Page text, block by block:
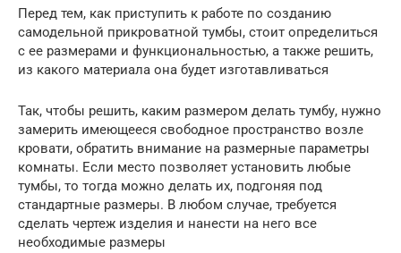
Перед тем, как приступить к работе по созданию
самодельной прикроватной тумбы, стоит определиться
с ее размерами и функциональностью, а также решить,
из какого материала она будет изготавливаться
Так, чтобы решить, каким размером делать тумбу, нужно
замерить имеющееся свободное пространство возле
кровати, обратить внимание на размерные параметры
комнаты. Если место позволяет установить любые
тумбы, то тогда можно делать их, подгоняя под
стандартные размеры. В любом случае, требуется
сделать чертеж изделия и нанести на него все
необходимые размеры